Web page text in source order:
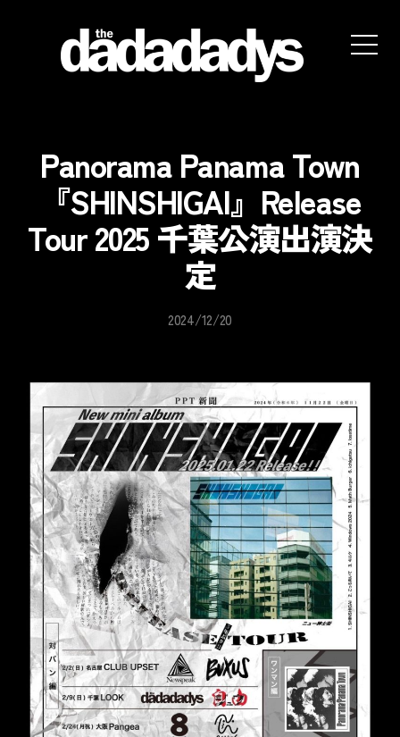
Panorama Panama Town
『SHINSHIGAI』Release
Tour 2025 千葉公演出演決
定
2024/12/20